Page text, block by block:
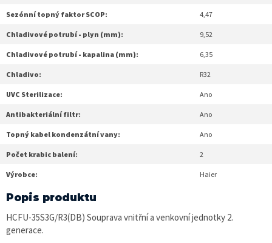
Sezónní topný faktor SCOP: 4,47
Chladivové potrubí - plyn (mm): 9,52
Chladivové potrubí - kapalina (mm): 6,35
Chladivo: R32
UVC Sterilizace: Ano
Antibakteriální filtr: Ano
Topný kabel kondenzátní vany: Ano
Počet krabic balení: 2
Výrobce: Haier
Popis produktu
HCFU-35S3G/R3(DB) Souprava vnitřní a venkovní jednotky 2.
generace.